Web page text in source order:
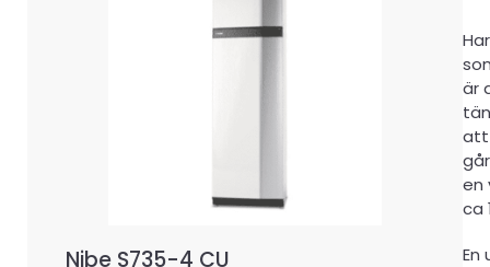
Nibe S735-4 CU
är
att
en
ca
En